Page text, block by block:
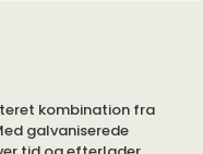
kombination fra
galvaniserede